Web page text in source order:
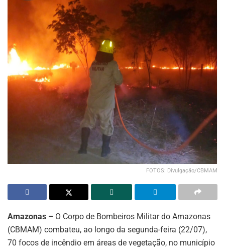
FOTOS: Divulgação/CBMAM
Amazonas – O Corpo de Bombeiros Militar do Amazonas
(CBMAM) combateu, ao longo da segunda-feira (22/07),
70 focos de incêndio em áreas de vegetação, no município